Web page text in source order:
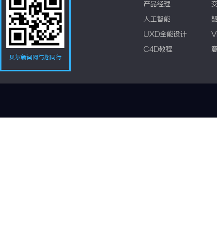
贝尔新闻网与您同行
产品经理
人工智能
UXD全能设计
C4D教程